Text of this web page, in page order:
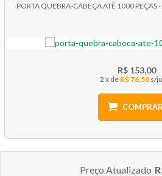
PORTA QUEBRA-CABEÇA ATÉ 1000 PEÇAS
R$ 153,00
2 x R$ 76,50
COMPRAR
Preço Atualizado